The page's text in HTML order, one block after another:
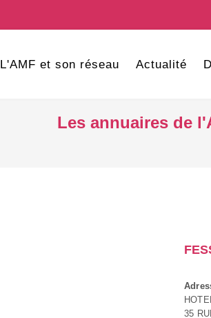
L'AMF et son réseau Actualité
Les annuaires de
35